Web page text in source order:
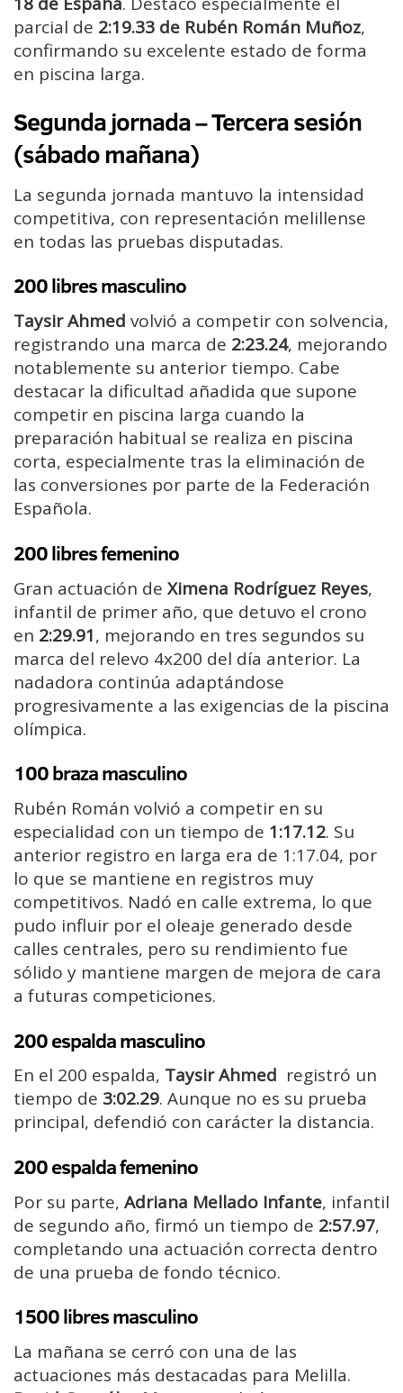
parcial de 2:19.33 de Rubén Román Muñoz,
confirmando su excelente estado de forma
en piscina larga.
Segunda jornada – Tercera sesión
(sábado mañana)
La segunda jornada mantuvo la intensidad
competitiva, con representación melillense
en todas las pruebas disputadas.
200 libres masculino
Taysir Ahmed volvió a competir con solvencia,
registrando una marca de 2:23.24, mejorando
notablemente su anterior tiempo. Cabe
destacar la dificultad añadida que supone
competir en piscina larga cuando la
preparación habitual se realiza en piscina
corta, especialmente tras la eliminación de
las conversiones por parte de la Federación
Española.
200 libres femenino
Gran actuación de Ximena Rodríguez Reyes,
infantil de primer año, que detuvo el crono
en 2:29.91, mejorando en tres segundos su
marca del relevo 4x200 del día anterior. La
nadadora continúa adaptándose
progresivamente a las exigencias de la piscina
olímpica.
100 braza masculino
Rubén Román volvió a competir en su
especialidad con un tiempo de 1:17.12. Su
anterior registro en larga era de 1:17.04, por
lo que se mantiene en registros muy
competitivos. Nadó en calle extrema, lo que
pudo influir por el oleaje generado desde
calles centrales, pero su rendimiento fue
sólido y mantiene margen de mejora de cara
a futuras competiciones.
200 espalda masculino
En el 200 espalda, Taysir Ahmed registró un
tiempo de 3:02.29. Aunque no es su prueba
principal, defendió con carácter la distancia.
200 espalda femenino
Por su parte, Adriana Mellado Infante, infantil
de segundo año, firmó un tiempo de 2:57.97,
completando una actuación correcta dentro
de una prueba de fondo técnico.
1500 libres masculino
La mañana se cerró con una de las
actuaciones más destacadas para Melilla.